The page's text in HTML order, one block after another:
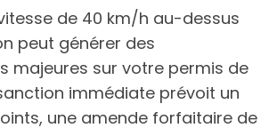
de 40 km/h au-dessus
peut générer des
majeures sur votre permis de
immédiate prévoit un
une amende forfaitaire de